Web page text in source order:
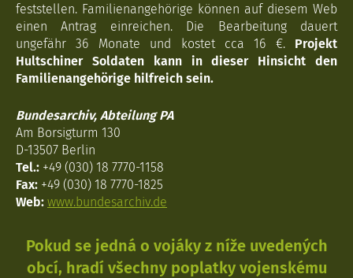
feststellen. Familienangehörige können auf diesem Web
einen Antrag einreichen. Die Bearbeitung dauert
ungefähr 36 Monate und kostet cca 16 €. Projekt
Hultschiner Soldaten kann in dieser Hinsicht den
Familienangehörige hilfreich sein.
Bundesarchiv, Abteilung PA
Am Borsigturm 130
D-13507 Berlin
Tel.: +49 (030) 18 7770-1158
Fax: +49 (030) 18 7770-1825
Web: www.bundesarchiv.de
Pokud se jedná o vojáky z níže uvedených
obcí, hradí všechny poplatky vojenskému